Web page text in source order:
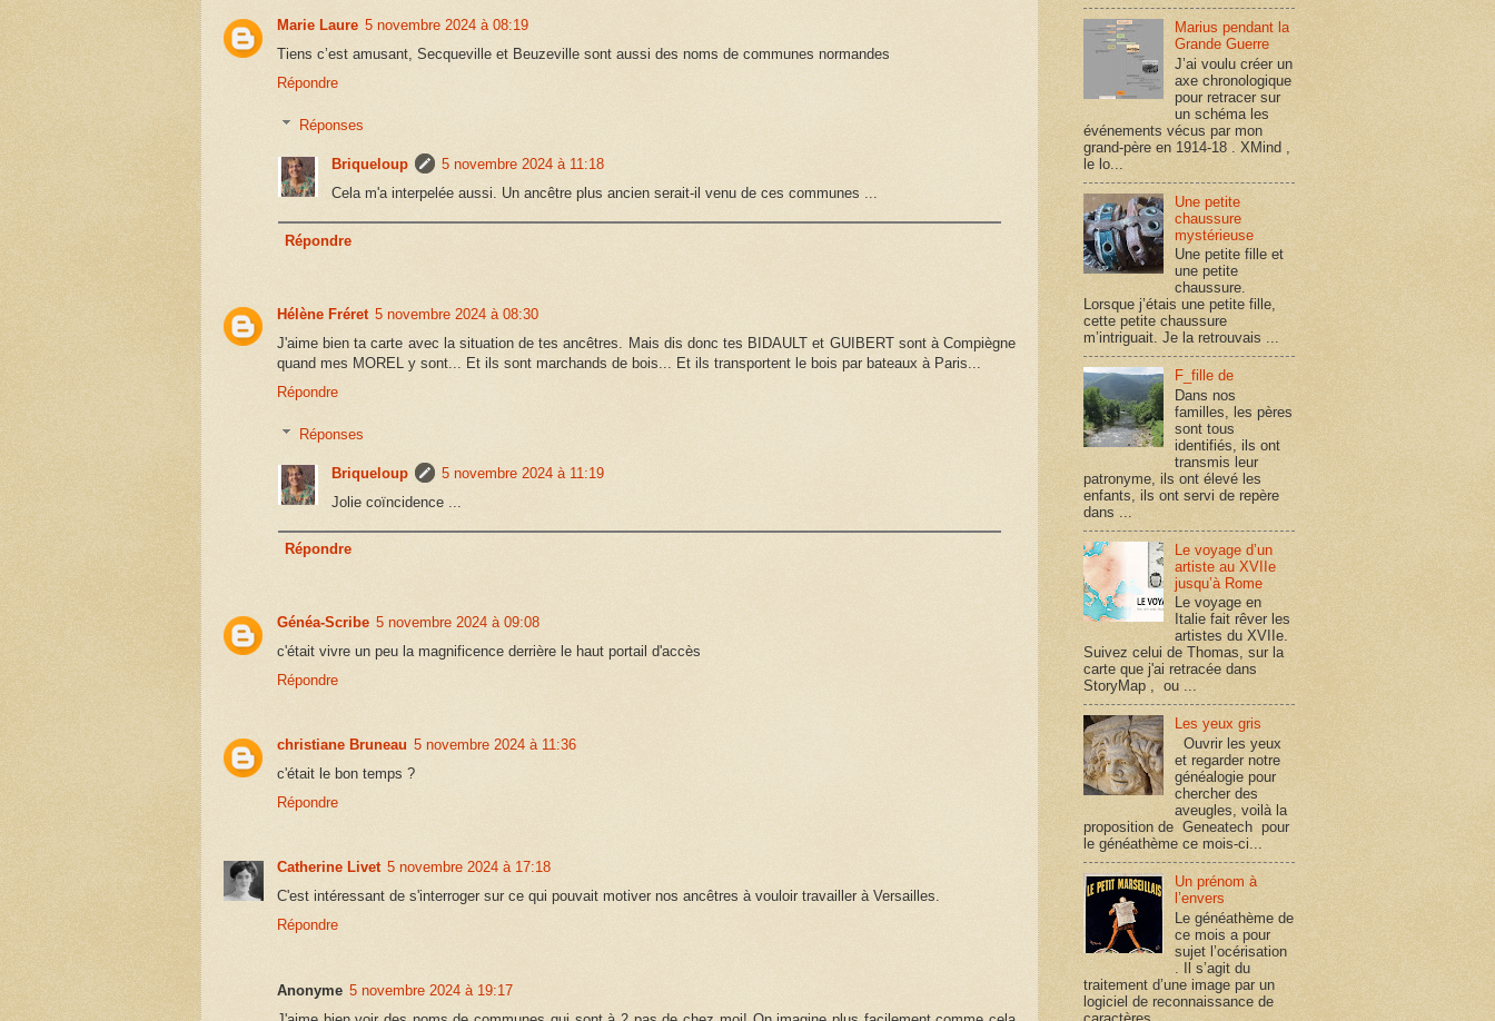
Marie Laure 5 novembre 2024 à 08:19
Tiens c’est amusant, Secqueville et Beuzeville sont aussi des noms de communes normandes
Répondre
Réponses
Briqueloup
5 novembre 2024 à 11:18
Cela m'a interpelée aussi. Un ancêtre plus ancien serait-il venu de ces communes ...
Répondre
Hélène Fréret 5 novembre 2024 à 08:30
J'aime bien ta carte avec la situation de tes ancêtres. Mais dis donc tes BIDAULT et GUIBERT sont à Compiègne
quand mes MOREL y sont... Et ils sont marchands de bois... Et ils transportent le bois par bateaux à Paris...
Répondre
Réponses
Briqueloup
5 novembre 2024 à 11:19
Jolie coïncidence ...
Répondre
Généa-Scribe 5 novembre 2024 à 09:08
c'était vivre un peu la magnificence derrière le haut portail d'accès
Répondre
christiane Bruneau 5 novembre 2024 à 11:36
c'était le bon temps ?
Répondre
Catherine Livet 5 novembre 2024 à 17:18
C'est intéressant de s'interroger sur ce qui pouvait motiver nos ancêtres à vouloir travailler à Versailles.
Répondre
Anonyme 5 novembre 2024 à 19:17
Marius pendant la
Grande Guerre
J’ai voulu créer un
axe chronologique
pour retracer sur
un schéma les
événements vécus par mon
grand-père en 1914-18 . XMind ,
le lo...
Une petite
chaussure
mystérieuse
Une petite fille et
une petite
chaussure.
Lorsque j’étais une petite fille,
cette petite chaussure
m’intriguait. Je la retrouvais ...
F_fille de
Dans nos
familles, les pères
sont tous
identifiés, ils ont
transmis leur
patronyme, ils ont élevé les
enfants, ils ont servi de repère
dans ...
Le voyage d’un
artiste au XVIIe
jusqu’à Rome
Le voyage en
Italie fait rêver les
artistes du XVIIe.
Suivez celui de Thomas, sur la
carte que j'ai retracée dans
StoryMap , ou ...
Les yeux gris
Ouvrir les yeux
et regarder notre
généalogie pour
chercher des
aveugles, voilà la
proposition de Geneatech pour
le généathème ce mois-ci...
Un prénom à
l’envers
Le généathème de
ce mois a pour
sujet l’océrisation
. Il s’agit du
traitement d’une image par un
logiciel de reconnaissance de